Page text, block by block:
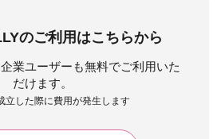
のご利用はこちらから
業ユーザーも無料でご利用いた
だけます。
立した際に費用が発生します